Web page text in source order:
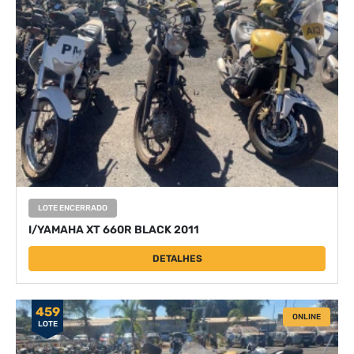
LOTE ENCERRADO
I/YAMAHA XT 660R BLACK 2011
DETALHES
459
LOTE
ONLINE